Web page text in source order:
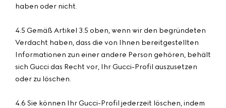
haben oder nicht.
4.5 Gemäß Artikel 3.5 oben, wenn wir den begründeten
Verdacht haben, dass die von Ihnen bereitgestellten
Informationen zun einer andere Person gehören, behält
sich Gucci das Recht vor, Ihr Gucci-Profil auszusetzen
oder zu löschen.
4.6 Sie können Ihr Gucci-Profil jederzeit löschen, indem